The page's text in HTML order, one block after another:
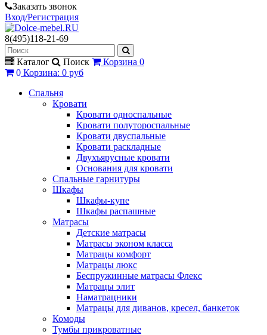
Заказать звонок
Вход/Регистрация
8(495)118-21-69
Каталог Поиск Корзина 0
0 Корзина: 0 руб
Спальня
Кровати
Кровати односпальные
Кровати полутороспальные
Кровати двуспальные
Кровати раскладные
Двухъярусные кровати
Основания для кровати
Спальные гарнитуры
Шкафы
Шкафы-купе
Шкафы распашные
Матрасы
Детские матрасы
Матрасы эконом класса
Матрацы комфорт
Матрацы люкс
Беспружинные матрасы Флекс
Матрацы элит
Наматрацники
Матрацы для диванов, кресел, банкеток
Комоды
Тумбы прикроватные